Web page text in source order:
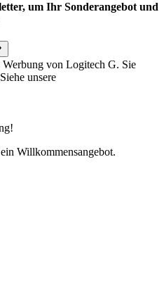
um Ihr Sonderangebot und
Werbung von Logitech G. Sie
unsere
Willkommensangebot.